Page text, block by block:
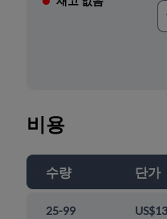
비용
수량 단가
25-99